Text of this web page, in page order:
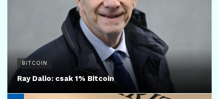
BITCOIN
Ray Dalio: csak 1% Bitcoin